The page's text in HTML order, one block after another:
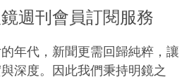
週刊會員訂閱服務
年代，新聞更需回歸純粹，讓
深度。因此我們秉持明鏡之